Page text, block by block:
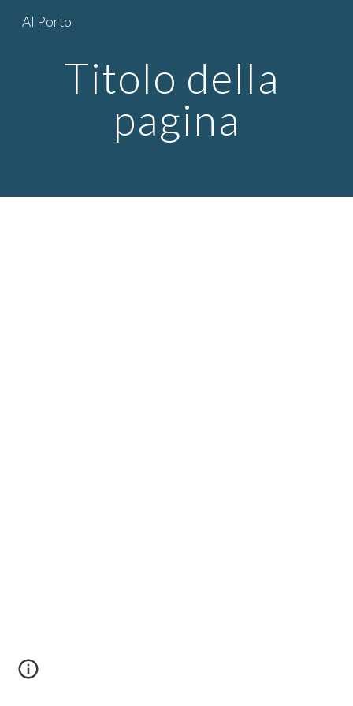
Skip to main content
Al Porto
Titolo della
pagina